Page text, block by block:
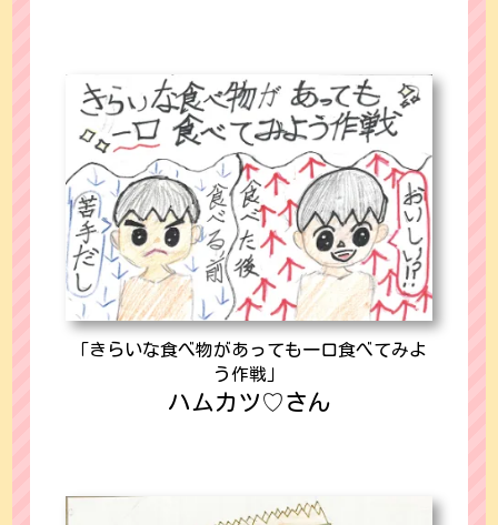
「きらいな食べ物があっても一口食べてみよ
う作戦」
ハムカツ♡さん